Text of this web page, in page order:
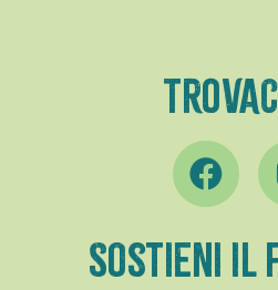
Sostieni il